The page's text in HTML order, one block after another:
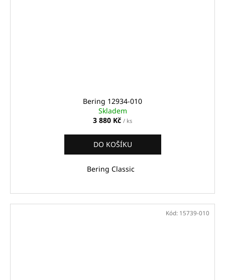
Bering 12934-010
Skladem
3 880 Kč / ks
DO KOŠÍKU
Bering Classic
Kód: 15739-010